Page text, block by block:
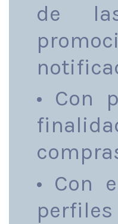
de
• Con
• Con